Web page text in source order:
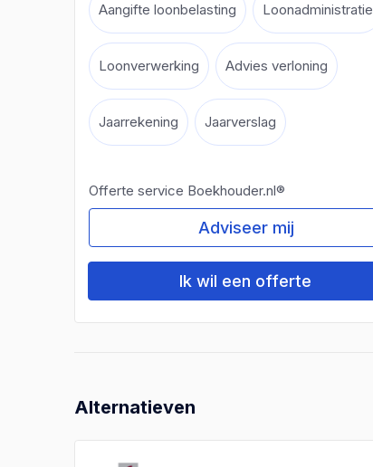
Aangifte loonbelasting Loonadministratie
Loonverwerking Advies verloning
Jaarrekening Jaarverslag
Offerte service Boekhouder.nl®
Adviseer mij
Ik wil een offerte
Alternatieven